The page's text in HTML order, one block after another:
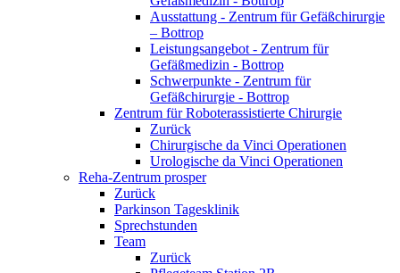
Ausstattung - Zentrum für Gefäßchirurgie
– Bottrop
Leistungsangebot - Zentrum für
Gefäßmedizin - Bottrop
Schwerpunkte - Zentrum für
Gefäßchirurgie - Bottrop
Zentrum für Roboterassistierte Chirurgie
Zurück
Chirurgische da Vinci Operationen
Urologische da Vinci Operationen
Reha-Zentrum prosper
Zurück
Parkinson Tagesklinik
Sprechstunden
Team
Zurück